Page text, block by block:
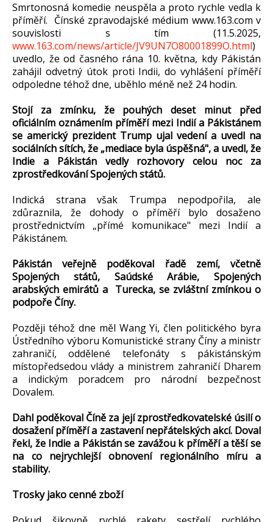
Smrtonosná komedie neuspěla a proto rychle vedla k
příměří. Čínské zpravodajské médium www.163.com v
souvislosti s tím (11.5.2025,
www.163.com/news/article/JV9UN7O80001899O.html)
uvedlo, že od časného rána 10. května, kdy Pákistán
zahájil odvetný útok proti Indii, do vyhlášení příměří
odpoledne téhož dne, uběhlo méně než 24 hodin.
Stojí za zmínku, že pouhých deset minut před
oficiálním oznámením příměří mezi Indií a Pákistánem
se americký prezident Trump ujal vedení a uvedl na
sociálních sítích, že „mediace byla úspěšná", a uvedl, že
Indie a Pákistán vedly rozhovory celou noc za
zprostředkování Spojených států.
Indická strana však Trumpa nepodpořila, ale
zdůraznila, že dohody o příměří bylo dosaženo
prostřednictvím „přímé komunikace" mezi Indií a
Pákistánem.
Pákistán veřejně poděkoval řadě zemí, včetně
Spojených států, Saúdské Arábie, Spojených
arabských emirátů a Turecka, se zvláštní zmínkou o
podpoře Číny.
Později téhož dne měl Wang Yi, člen politického byra
Ústředního výboru Komunistické strany Číny a ministr
zahraničí, oddělené telefonáty s pákistánským
místopředsedou vlády a ministrem zahraničí Dharem
a indickým poradcem pro národní bezpečnost
Dovalem.
Dahl poděkoval Číně za její zprostředkovatelské úsilí o
dosažení příměří a zastavení nepřátelských akcí. Doval
řekl, že Indie a Pákistán se zavážou k příměří a těší se
na co nejrychlejší obnovení regionálního míru a
stability.
Trosky jako cenné zboží